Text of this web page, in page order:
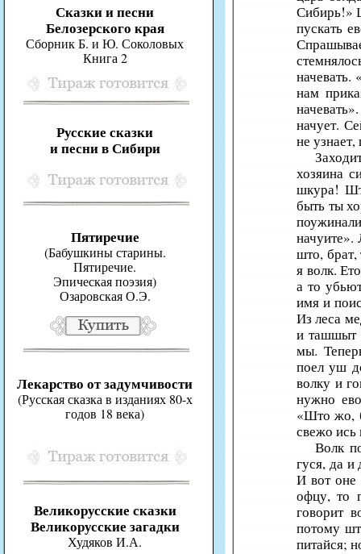
Сказки и песни
Белозерского края
Сборник Б. и Ю. Соколовых
Книга 2
Русские сказки
и песни в Сибири
Пятиречие
(Бабушкины старины.
Пятиречие.
Эпическая поэзия)
Озаровская О.Э.
Лекарство от задумчивости
(Русская сказка в изданиях 80-х
годов 18 века)
Великорусские сказки
Великорусские загадки
Худяков И.А.
Сибирь!»
пускать
нам
начует.
не
хозяина
шкура!
быть ты
начуите».
што, брат,
я волк.
а то
имя и
Из леса
и ташшыт
мы.
поел уш
волку и
нужно
«Што жо,
свежо
Волк
гуся, да и
И вот оне
офцу, то
говорит
потому
питайся;